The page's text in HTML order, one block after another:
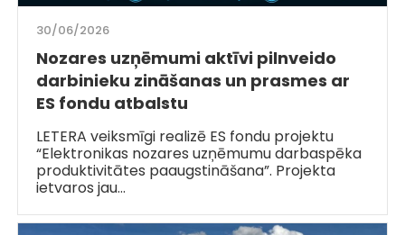
30/06/2026
Nozares uzņēmumi aktīvi pilnveido
darbinieku zināšanas un prasmes ar
ES fondu atbalstu
LETERA veiksmīgi realizē ES fondu projektu
“Elektronikas nozares uzņēmumu darbaspēka
produktivitātes paaugstināšana”. Projekta
ietvaros jau…